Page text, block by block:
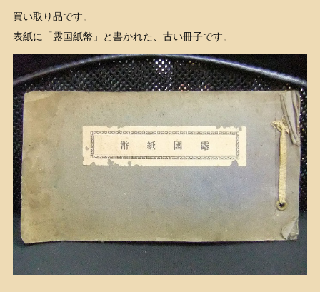
買い取り品です。
表紙に「露国紙幣」と書かれた、古い冊子です。